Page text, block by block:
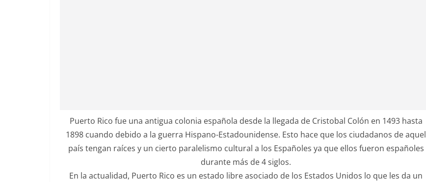
Puerto Rico fue una antigua colonia española desde la llegada de Cristobal Colón en 1493 hasta
1898 cuando debido a la guerra Hispano-Estadounidense. Esto hace que los ciudadanos de aquel
país tengan raíces y un cierto paralelismo cultural a los Españoles ya que ellos fueron españoles
durante más de 4 siglos.
En la actualidad, Puerto Rico es un estado libre asociado de los Estados Unidos lo que les da un